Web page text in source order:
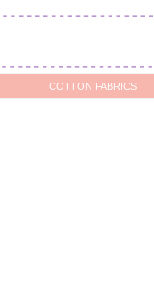
COTTON FABRICS